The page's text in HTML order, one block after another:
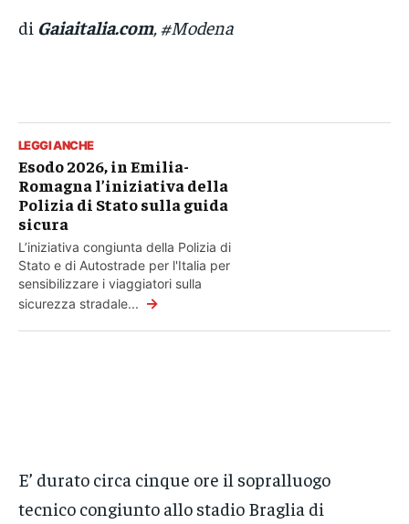
di Gaiaitalia.com, #Modena
LEGGI ANCHE
Esodo 2026, in Emilia-
Romagna l’iniziativa della
Polizia di Stato sulla guida
sicura
L’iniziativa congiunta della Polizia di
Stato e di Autostrade per l'Italia per
sensibilizzare i viaggiatori sulla
sicurezza stradale... →
E’ durato circa cinque ore il sopralluogo
tecnico congiunto allo stadio Braglia di